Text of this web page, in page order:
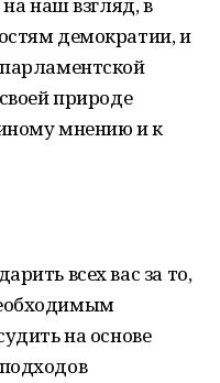
демократии, и
природе
мнению и к
всех вас за то,
на основе